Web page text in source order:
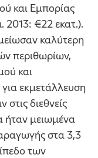
και Εμπορίας
2013: €22 εκατ.).
καλύτερη
περιθωρίων,
και
εκμετάλλευση
διεθνείς
ήταν μειωμένα
στα 3,3
των